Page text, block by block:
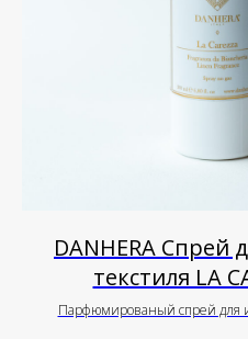
DANHERA Спрей
текстиля LA
Парфюмированый спрей для